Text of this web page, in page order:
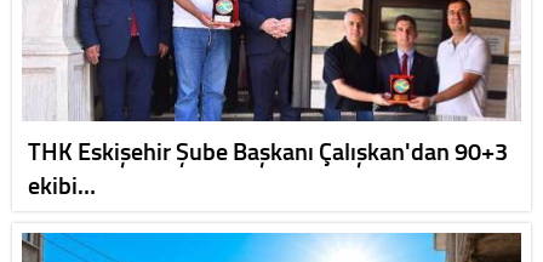
THK Eskişehir Şube Başkanı Çalışkan'dan 90+3
ekibi…